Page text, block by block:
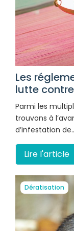
Les
lutte contre
Parmi les
trouvons à
d’infestation
Lire l'article
Dératisation